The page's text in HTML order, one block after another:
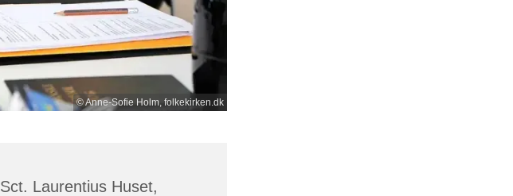
© Anne-Sofie Holm, folkekirken.dk
Sct. Laurentius Huset,